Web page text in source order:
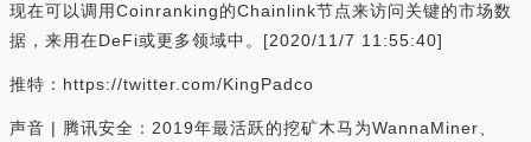
现在可以调用Coinranking的Chainlink节点来访问关键的市场数
据，来用在DeFi或更多领域中。[2020/11/7 11:55:40]
推特：https://twitter.com/KingPadco
声音 | 腾讯安全：2019年最活跃的挖矿木马为WannaMiner、